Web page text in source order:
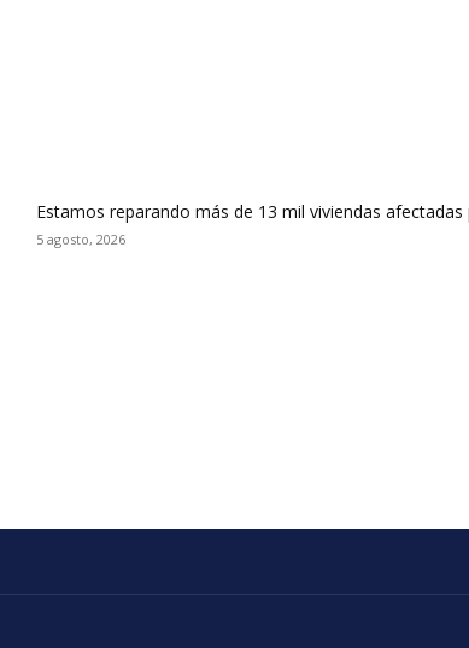
Estamos reparando más de 13 mil viviendas
5 agosto, 2026